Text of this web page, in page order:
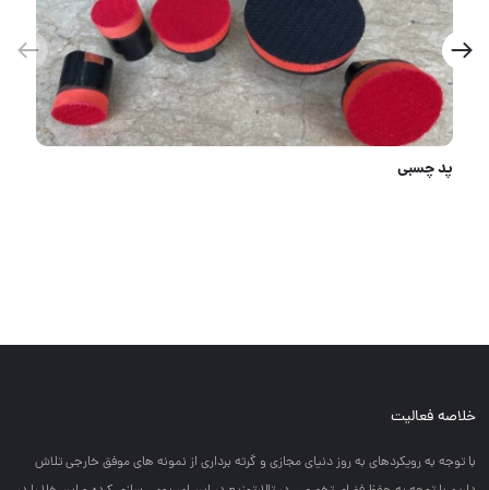
ست فرز مینیاتوری
خلاصه فعالیت
با توجه به رويكردهاي به روز دنياي مجازي و گرته برداري از نمونه هاي موفق خارجي تلاش